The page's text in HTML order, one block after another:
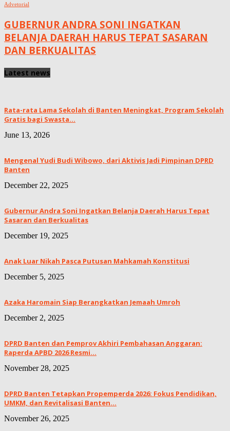
Advetorial
GUBERNUR ANDRA SONI INGATKAN
BELANJA DAERAH HARUS TEPAT SASARAN
DAN BERKUALITAS
Latest news
Rata-rata Lama Sekolah di Banten Meningkat, ‎Program Sekolah
Gratis bagi Swasta...
June 13, 2026
Mengenal Yudi Budi Wibowo, dari Aktivis Jadi Pimpinan DPRD
Banten
December 22, 2025
Gubernur Andra Soni Ingatkan Belanja Daerah Harus Tepat
Sasaran dan Berkualitas
December 19, 2025
Anak Luar Nikah Pasca Putusan Mahkamah Konstitusi
December 5, 2025
Azaka Haromain Siap Berangkatkan Jemaah Umroh
December 2, 2025
DPRD Banten dan Pemprov Akhiri Pembahasan Anggaran:
Raperda APBD 2026 Resmi...
November 28, 2025
DPRD Banten Tetapkan Propemperda 2026: Fokus Pendidikan,
UMKM, dan Revitalisasi Banten...
November 26, 2025